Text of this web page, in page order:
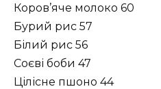
Коров’яче молоко 60
Бурий рис 57
Білий рис 56
Соєві боби 47
Цілісне пшоно 44